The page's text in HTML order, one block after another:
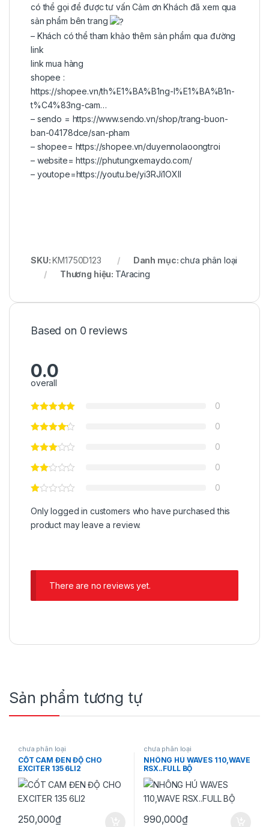
có thể gọi để được tư vấn Cảm ơn Khách đã xem qua
sản phẩm bên trang
– Khách có thể tham khảo thêm sản phẩm qua đường
link
link mua hàng
shopee :
https://shopee.vn/th%E1%BA%B1ng-l%E1%BA%B1n-
t%C4%83ng-cam…
– sendo = https://www.sendo.vn/shop/trang-buon-
ban-04178dce/san-pham
– shopee= https://shopee.vn/duyennolaoongtroi
– website=https://phutungxemaydo.com/
– youtope=https://youtu.be/yi3RJi1OXII
SKU:KM1750D123 Danh mục:chưa phân loại
Thương hiệu: TAracing
Based on 0 reviews
0.0
overall
0
0
0
0
0
Only logged in customers who have purchased this
product may leave a review.
There are no reviews yet.
Sản phẩm tương tự
chưa phân loại
CỐT CAM ĐEN ĐỘ CHO
EXCITER 135 6LI2
250,000₫
chưa phân loại
NHÔNG HÚ WAVES 110,WAVE
RSX..FULL BỘ
990,000₫